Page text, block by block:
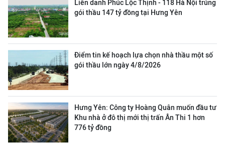
Liên danh Phúc Lộc Thịnh - 118 Hà Nội trúng
gói thầu 147 tỷ đồng tại Hưng Yên
Điểm tin kế hoạch lựa chọn nhà thầu một số
gói thầu lớn ngày 4/8/2026
Hưng Yên: Công ty Hoàng Quân muốn đầu tư
Khu nhà ở đô thị mới thị trấn Ân Thi 1 hơn
776 tỷ đồng